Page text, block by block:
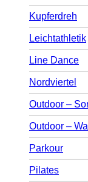
Kupferdreh
Leichtathletik
Line Dance
Nordviertel
Outdoor –
Outdoor –
Parkour
Pilates